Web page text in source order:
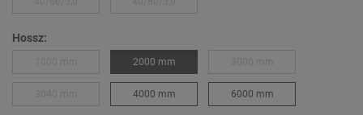
Hossz:
2000 mm
4000 mm 6000 mm